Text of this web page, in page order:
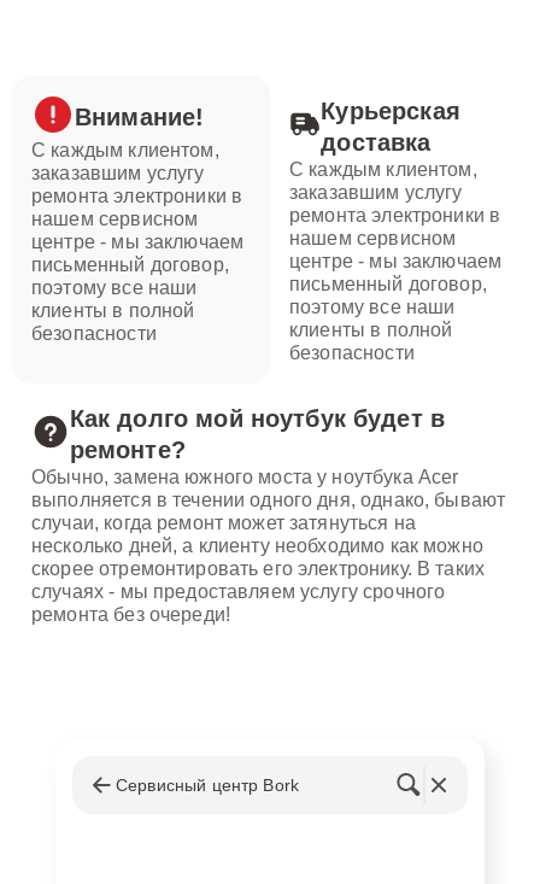
Внимание!
С каждым клиентом,
заказавшим услугу
ремонта электроники в
нашем сервисном
центре - мы заключаем
письменный договор,
поэтому все наши
клиенты в полной
безопасности
Курьерская
доставка
С каждым клиентом,
заказавшим услугу
ремонта электроники в
нашем сервисном
центре - мы заключаем
письменный договор,
поэтому все наши
клиенты в полной
безопасности
Как долго мой ноутбук будет в
ремонте?
Обычно, замена южного моста у ноутбука Acer
выполняется в течении одного дня, однако, бывают
случаи, когда ремонт может затянуться на
несколько дней, а клиенту необходимо как можно
скорее отремонтировать его электронику. В таких
случаях - мы предоставляем услугу срочного
ремонта без очереди!
Сервисный центр Bork